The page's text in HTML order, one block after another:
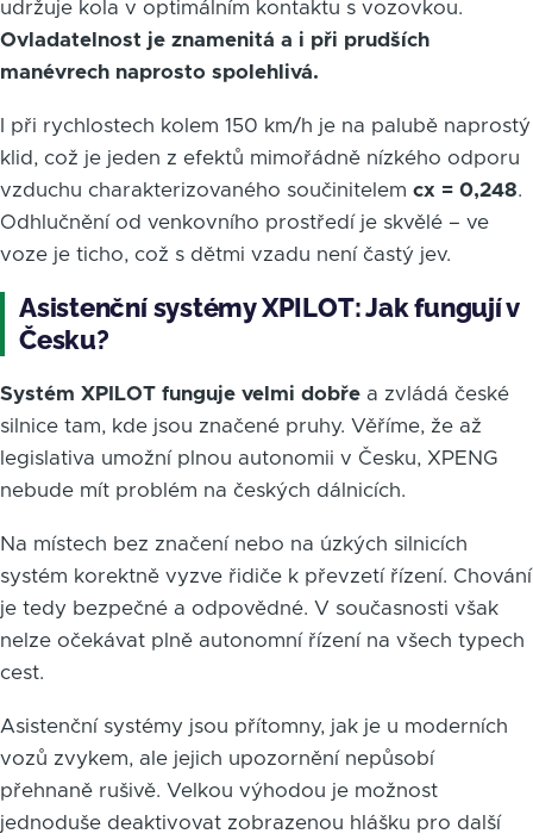
udržuje kola v optimálním kontaktu s vozovkou.
Ovladatelnost je znamenitá a i při prudších
manévrech naprosto spolehlivá.
I při rychlostech kolem 150 km/h je na palubě naprostý
klid, což je jeden z efektů mimořádně nízkého odporu
vzduchu charakterizovaného součinitelem cx = 0,248.
Odhlučnění od venkovního prostředí je skvělé – ve
voze je ticho, což s dětmi vzadu není častý jev.
Asistenční systémy XPILOT: Jak fungují v
Česku?
Systém XPILOT funguje velmi dobře a zvládá české
silnice tam, kde jsou značené pruhy. Věříme, že až
legislativa umožní plnou autonomii v Česku, XPENG
nebude mít problém na českých dálnicích.
Na místech bez značení nebo na úzkých silnicích
systém korektně vyzve řidiče k převzetí řízení. Chování
je tedy bezpečné a odpovědné. V současnosti však
nelze očekávat plně autonomní řízení na všech typech
cest.
Asistenční systémy jsou přítomny, jak je u moderních
vozů zvykem, ale jejich upozornění nepůsobí
přehnaně rušivě. Velkou výhodou je možnost
jednoduše deaktivovat zobrazenou hlášku pro další